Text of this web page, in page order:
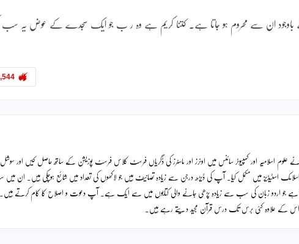
کے باوجود ان سے محروم ہو جاتا ہے۔ کتنا کریم ہے وہ ر ب جو ایک سجدے کے عوض یہ سب
علوم اسلامیہ اور کمپیوٹر سائنس میں اونرز اور ماسٹرز کی ڈگریاں فرسٹ کلاس فرسٹ پوزیشن کے ساتھ حاصل کیں اور سوشل
اسٹیڈیز میں مکمل کیا۔ آپ کی ڈیڑھ درجن سے زیادہ تصانیف ہیں جو لاکھوں کی تعداد میں شائع ہوچکی ہیں۔ ان میں
ہے جو اردو زبان کی سب سے زیادہ پڑھی جانے والی کتابوں میں سے ایک ہے۔ آپ دعوت و اصلاح کا کام کرتے ہیں۔
اس کے علاوہ کئی برس تک درس قرآن مجید دیتے رہے ہیں۔